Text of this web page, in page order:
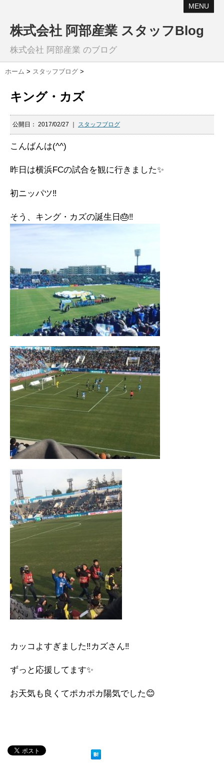
MENU
株式会社 阿部産業 スタッフBlog
株式会社 阿部産業 のブログ
ホーム > スタッフブログ >
キング・カズ
公開日： 2017/02/27 スタッフブログ
こんばんは(^^)
昨日は横浜FCの試合を観に行きました✨
初ニッパツ‼️
そう、キング・カズの誕生日🎂‼️
カッコよすぎました‼️カズさん‼️
ずっと応援してます✨
お天気も良くてポカポカ陽気でした😊